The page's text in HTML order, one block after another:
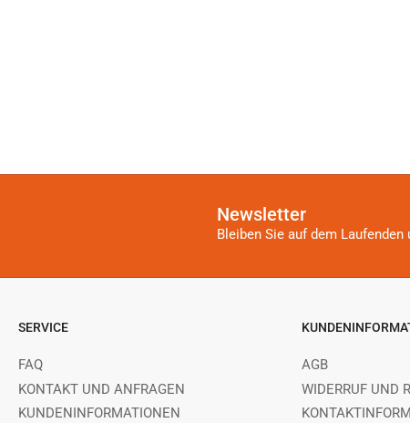
Newsletter
Bleiben Sie auf dem
SERVICE
FAQ
KONTAKT UND ANFRAGEN
KUNDENINFORMATIONEN
AGB
WIDERRUF UND